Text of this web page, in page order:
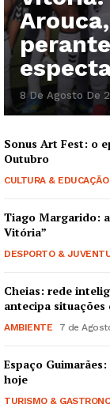
8 De Agosto De
Sonus Art Fest: o
Outubro
CULTURA & EDUCAÇÃO
Tiago Margarido:
Vitória”
DESPORTO &
Cheias: rede
antecipa situações
AMBIENTE 7 de
Espaço
hoje
TURISMO &